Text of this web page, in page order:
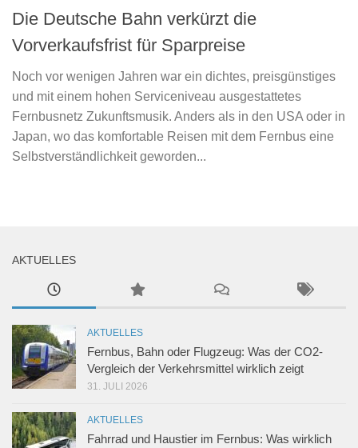
Die Deutsche Bahn verkürzt die
Vorverkaufsfrist für Sparpreise
Noch vor wenigen Jahren war ein dichtes, preisgünstiges
und mit einem hohen Serviceniveau ausgestattetes
Fernbusnetz Zukunftsmusik. Anders als in den USA oder in
Japan, wo das komfortable Reisen mit dem Fernbus eine
Selbstverständlichkeit geworden...
AKTUELLES
AKTUELLES
Fernbus, Bahn oder Flugzeug: Was der CO2-
Vergleich der Verkehrsmittel wirklich zeigt
31. JULI 2026
AKTUELLES
Fahrrad und Haustier im Fernbus: Was wirklich